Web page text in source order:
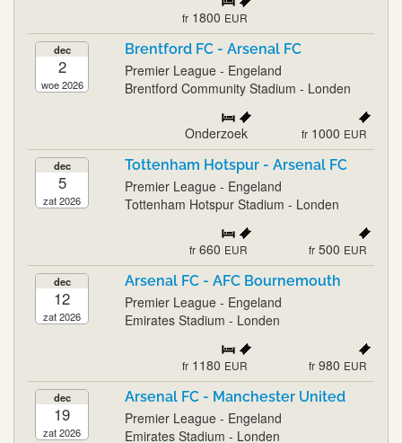
fr 1800 EUR
dec
2
woe 2026
Brentford FC - Arsenal FC
Premier League - Engeland
Brentford Community Stadium - Londen
Onderzoek fr 1000 EUR
dec
5
zat 2026
Tottenham Hotspur - Arsenal FC
Premier League - Engeland
Tottenham Hotspur Stadium - Londen
fr 660 EUR fr 500 EUR
dec
12
zat 2026
Arsenal FC - AFC Bournemouth
Premier League - Engeland
Emirates Stadium - Londen
fr 1180 EUR fr 980 EUR
dec
19
zat 2026
Arsenal FC - Manchester United
Premier League - Engeland
Emirates Stadium - Londen